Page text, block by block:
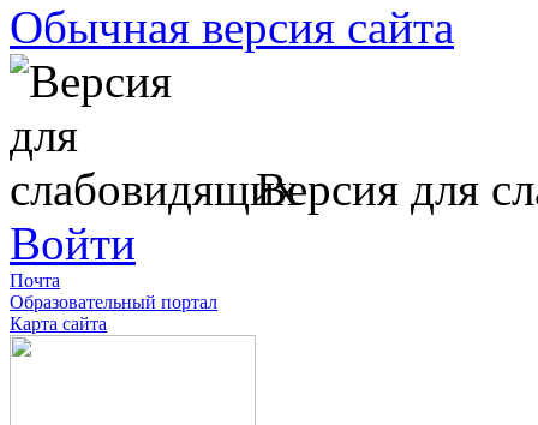
Обычная версия сайта
Версия для
Войти
Почта
Образовательный портал
Карта сайта